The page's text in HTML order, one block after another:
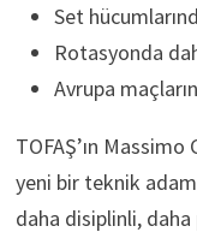
Set
Rotasyonda
Avrupa
TOFAŞ’ın
yeni bir teknik
daha disiplinli, daha